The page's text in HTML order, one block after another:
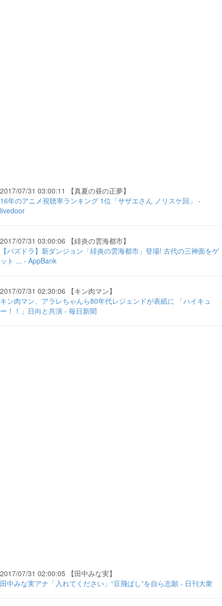
2017/07/31 03:00:11 【真夏の昼の正夢】
16年のアニメ視聴率ランキング 1位「サザエさん ノリスケ回」 -
livedoor
2017/07/31 03:00:06 【緋炎の雲海都市】
【パズドラ】新ダンジョン「緋炎の雲海都市」登場! 古代の三神面をゲ
ット ... - AppBank
2017/07/31 02:30:06 【キン肉マン】
キン肉マン、アラレちゃんら80年代レジェンドが表紙に 「ハイキュ
ー！！」日向と共演 - 毎日新聞
2017/07/31 02:00:05 【田中みな実】
田中みな実アナ「入れてください」“豆飛ばし”を自ら志願 - 日刊大衆